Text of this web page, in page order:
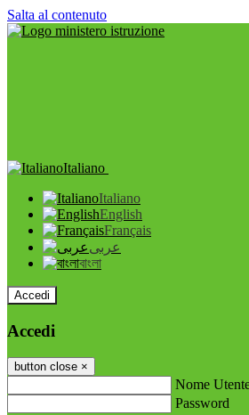
Salta al contenuto
Italiano
Italiano
English
Français
عربى
বাংলা
Accedi
Accedi
button close ×
Nome
Password